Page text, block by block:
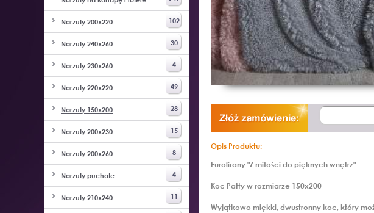
Narzuty 200x220 102
Narzuty 240x260 30
Narzuty 230x260 4
Narzuty 220x220 49
Narzuty 150x200 28
Narzuty 200x230 15
Narzuty 200x260 8
Narzuty puchate 4
Narzuty 210x240 11
Opis Produktu:
Eurofirany "Z miłości do pięknych wnętrz"
Koc Patty w rozmiarze 150x200
Wyjątkowo miękki, dwustronny koc, który